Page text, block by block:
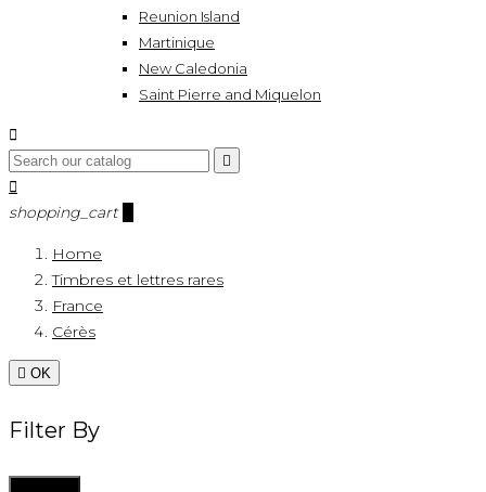
Reunion Island
Martinique
New Caledonia
Saint Pierre and Miquelon



shopping_cart
Home
Timbres et lettres rares
France
Cérès
 OK
Filter By